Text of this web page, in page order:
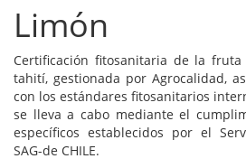
Limón
Certificación fitosanitaria de la
tahití, gestionada por Agrocalidad,
con los estándares fitosanitarios
se lleva a cabo mediante el
específicos establecidos por el
SAG-de CHILE.